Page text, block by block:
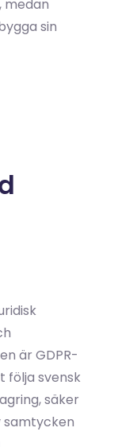
medan
sin
är GDPR-
följa svensk
säker
samtycken